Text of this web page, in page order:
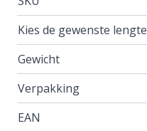
Kies de gewenste lengte
Gewicht
Verpakking
EAN